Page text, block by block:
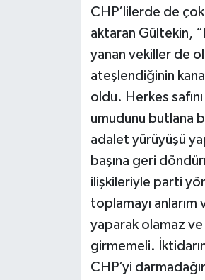
CHP’lilerde de
aktaran Gültekin,
yanan vekiller de
ateşlendiğinin
oldu. Herkes
umudunu butlana
adalet yürüyüşü
başına geri
ilişkileriyle parti
toplamayı
yaparak olamaz ve
girmemeli.
CHP’yi